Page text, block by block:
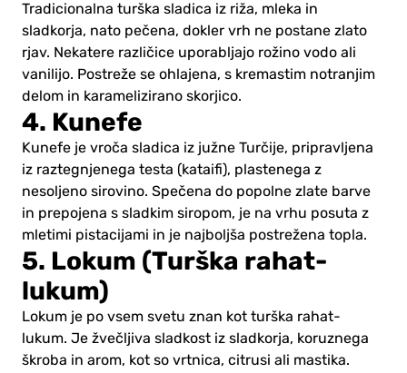
Tradicionalna turška sladica iz riža, mleka in
sladkorja, nato pečena, dokler vrh ne postane zlato
rjav. Nekatere različice uporabljajo rožino vodo ali
vanilijo. Postreže se ohlajena, s kremastim notranjim
delom in karamelizirano skorjico.
4. Kunefe
Kunefe je vroča sladica iz južne Turčije, pripravljena
iz raztegnjenega testa (kataifi), plastenega z
nesoljeno sirovino. Spečena do popolne zlate barve
in prepojena s sladkim siropom, je na vrhu posuta z
mletimi pistacijami in je najboljša postrežena topla.
5. Lokum (Turška rahat-
lukum)
Lokum je po vsem svetu znan kot turška rahat-
lukum. Je žvečljiva sladkost iz sladkorja, koruznega
škroba in arom, kot so vrtnica, citrusi ali mastika.